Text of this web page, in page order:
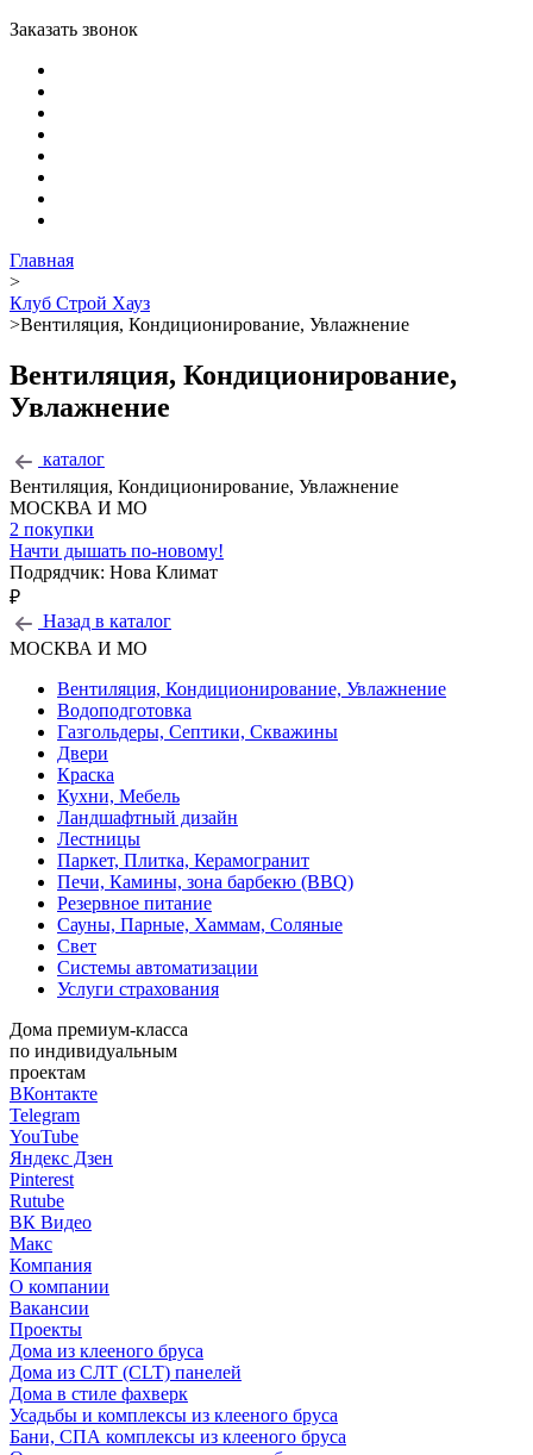
Заказать звонок
Главная
>
Клуб Строй Хауз
>Вентиляция, Кондиционирование, Увлажнение
Вентиляция, Кондиционирование,
Увлажнение
каталог
Вентиляция, Кондиционирование, Увлажнение
МОСКВА И МО
2 покупки
Начти дышать по-новому!
Подрядчик: Нова Климат
₽
Назад в каталог
МОСКВА И МО
Вентиляция, Кондиционирование, Увлажнение
Водоподготовка
Газгольдеры, Септики, Скважины
Двери
Краска
Кухни, Мебель
Ландшафтный дизайн
Лестницы
Паркет, Плитка, Керамогранит
Печи, Камины, зона барбекю (BBQ)
Резервное питание
Сауны, Парные, Хаммам, Соляные
Свет
Системы автоматизации
Услуги страхования
Дома премиум-класса
по индивидуальным
проектам
ВКонтакте
Telegram
YouTube
Яндекс Дзен
Pinterest
Rutube
ВК Видео
Макс
Компания
О компании
Вакансии
Проекты
Дома из клееного бруса
Дома из СЛТ (CLT) панелей
Дома в стиле фахверк
Усадьбы и комплексы из клееного бруса
Бани, СПА комплексы из клееного бруса